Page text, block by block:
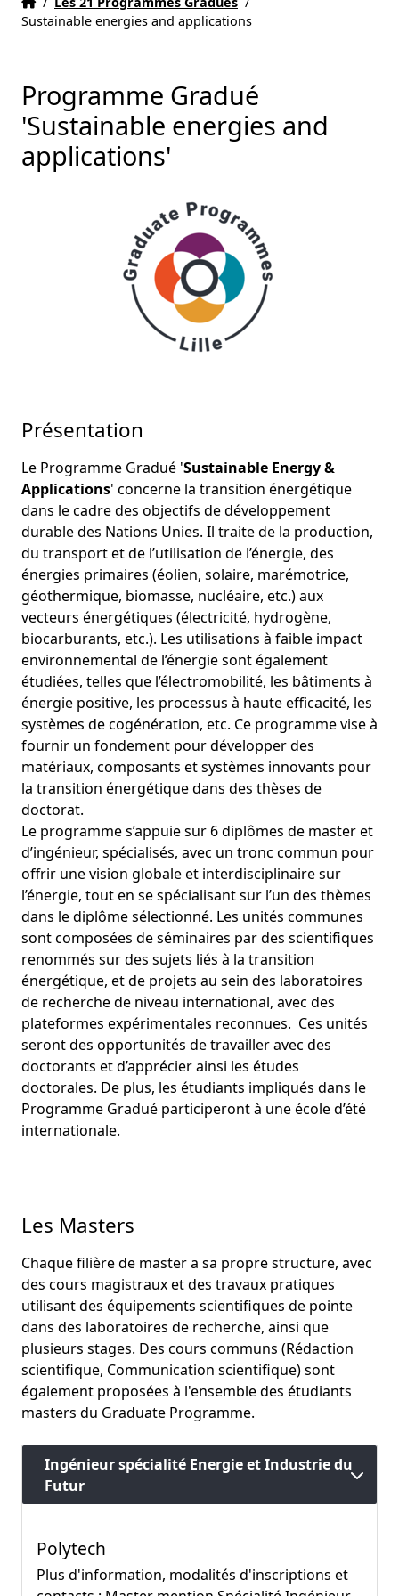
Sustainable energies and applications
Programme Gradué
'Sustainable energies and
applications'
Présentation
Le Programme Gradué 'Sustainable Energy &
Applications' concerne la transition énergétique
dans le cadre des objectifs de développement
durable des Nations Unies. Il traite de la production,
du transport et de l’utilisation de l’énergie, des
énergies primaires (éolien, solaire, marémotrice,
géothermique, biomasse, nucléaire, etc.) aux
vecteurs énergétiques (électricité, hydrogène,
biocarburants, etc.). Les utilisations à faible impact
environnemental de l’énergie sont également
étudiées, telles que l’électromobilité, les bâtiments à
énergie positive, les processus à haute efficacité, les
systèmes de cogénération, etc. Ce programme vise à
fournir un fondement pour développer des
matériaux, composants et systèmes innovants pour
la transition énergétique dans des thèses de
doctorat.
Le programme s’appuie sur 6 diplômes de master et
d’ingénieur, spécialisés, avec un tronc commun pour
offrir une vision globale et interdisciplinaire sur
l’énergie, tout en se spécialisant sur l’un des thèmes
dans le diplôme sélectionné. Les unités communes
sont composées de séminaires par des scientifiques
renommés sur des sujets liés à la transition
énergétique, et de projets au sein des laboratoires
de recherche de niveau international, avec des
plateformes expérimentales reconnues. Ces unités
seront des opportunités de travailler avec des
doctorants et d’apprécier ainsi les études
doctorales. De plus, les étudiants impliqués dans le
Programme Gradué participeront à une école d’été
internationale.
Les Masters
Chaque filière de master a sa propre structure, avec
des cours magistraux et des travaux pratiques
utilisant des équipements scientifiques de pointe
dans des laboratoires de recherche, ainsi que
plusieurs stages. Des cours communs (Rédaction
scientifique, Communication scientifique) sont
également proposées à l'ensemble des étudiants
masters du Graduate Programme.
Ingénieur spécialité Energie et Industrie du
Futur
Polytech
Plus d'information, modalités d'inscriptions et